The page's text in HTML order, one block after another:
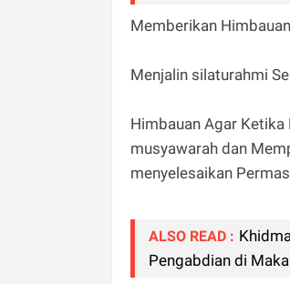
Memberikan
Menjalin silaturahmi
Himbauan Agar
musyawarah dan
menyelesaikan
ALSO READ :
Pengabdian di